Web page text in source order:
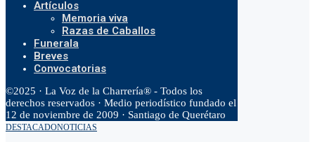
Artículos
Memoria viva
Razas de Caballos
Funerala
Breves
Convocatorias
©2025 · La Voz de la Charrería® - Todos los
derechos reservados · Medio periodístico fundado el
12 de noviembre de 2009 · Santiago de Querétaro
DESTACADONOTICIAS